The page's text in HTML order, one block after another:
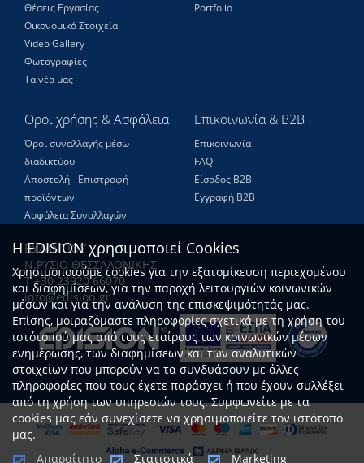
Θέσεις Eργασίας
Οικονομικά Στοιχεία
Video Gallery
Φωτογραφίες
Τα νέα μας
Portfolio
Οροι χρήσης & Ασφάλεια
Όροι συναλλαγής μέσω
διαδικτύου
Αποστολή - Επιστροφή
προϊόντων
Ασφάλεια Συναλλαγών
Επικοινωνία & B2B
Επικοινωνία
FAQ
Είσοδος Β2Β
Εγγραφή Β2Β
ΒΥΖΑΝΤΙΟΥ
Ν.ΡΥΣΙΟ ΘΕΣΣΑΛΟΝΙΚΗΣ
Τ +30 23920 66070
info@edision.gr
Η EDISION χρησιμοποιεί Cookies
Χρησιμοποιούμε cookies για την εξατομίκευση περιεχομένου
και διαφημίσεων, για την παροχή λειτουργιών κοινωνικών
μέσων και για την ανάλυση της επισκεψιμότητάς μας.
Επίσης, μοιραζόμαστε πληροφορίες σχετικά με τη χρήση του
ιστότοπού μας από τους εταίρους των κοινωνικών μέσων
ενημέρωσης, των διαφημίσεων και των αναλυτικών
στοιχείων που μπορούν να τα συνδυάσουν με άλλες
πληροφορίες που τους έχετε παράσχει ή που έχουν συλλέξει
από τη χρήση των υπηρεσιών τους. Συμφωνείτε με τα
cookies μας εάν συνεχίσετε να χρησιμοποιείτε τον ιστότοπό
μας.
Απαραίτητο
Στατιστικά Marketing